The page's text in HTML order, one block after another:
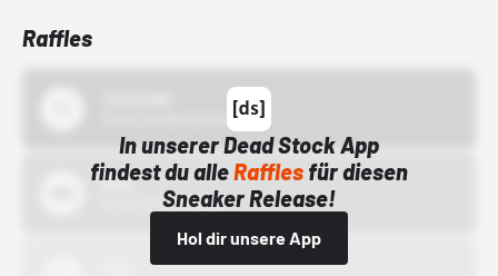
Raffles
In unserer Dead Stock App
findest du alleRafflesfür diesen
Sneaker Release!
Hol dir unsere App
Bstn
01.10.22 00:00 Uhr